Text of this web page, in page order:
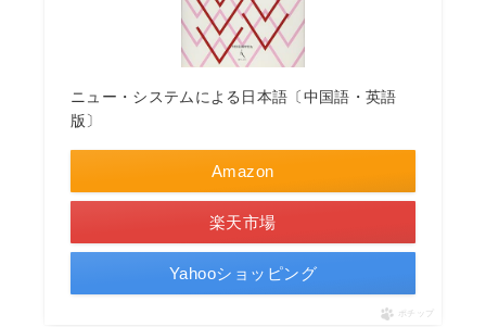
ニュー・システムによる日本語〔中国語・英語
版〕
Amazon
楽天市場
Yahooショッピング
ポチップ